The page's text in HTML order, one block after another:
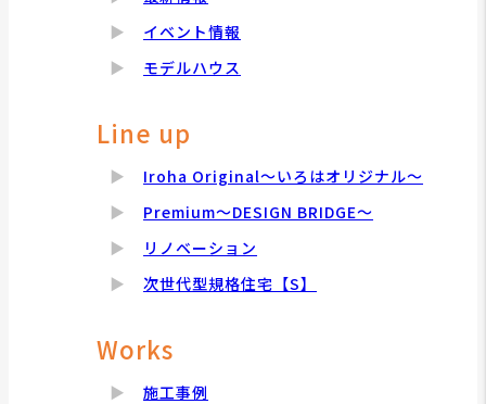
イベント情報
モデルハウス
Line up
Iroha Original～いろはオリジナル～
Premium～DESIGN BRIDGE～
リノベーション
次世代型規格住宅【S】
Works
施工事例